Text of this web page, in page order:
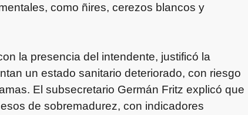
como ñires, cerezos blancos y
la presencia del intendente, justificó la
un estado sanitario deteriorado, con riesgo
El subsecretario Germán Fritz explicó que
de sobremadurez, con indicadores